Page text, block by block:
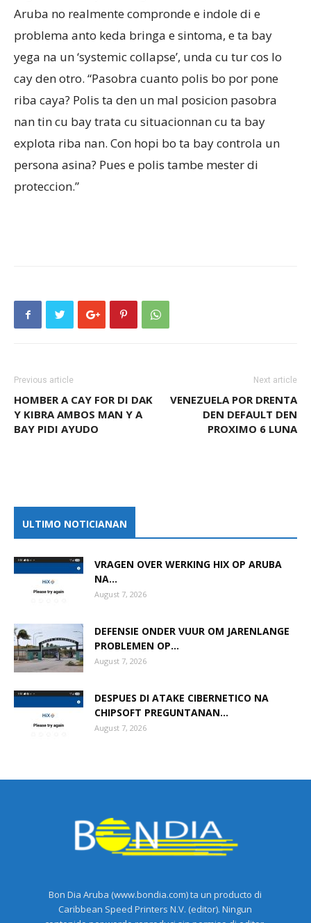
Aruba no realmente compronde e indole di e
problema anto keda bringa e sintoma, e ta bay
yega na un ‘systemic collapse’, unda cu tur cos lo
cay den otro. “Pasobra cuanto polis bo por pone
riba caya? Polis ta den un mal posicion pasobra
nan tin cu bay trata cu situacionnan cu ta bay
explota riba nan. Con hopi bo ta bay controla un
persona asina? Pues e polis tambe mester di
proteccion.”
Previous article
HOMBER A CAY FOR DI DAK
Y KIBRA AMBOS MAN Y A
BAY PIDI AYUDO
Next article
VENEZUELA POR DRENTA
DEN DEFAULT DEN
PROXIMO 6 LUNA
ULTIMO NOTICIANAN
VRAGEN OVER WERKING HIX OP ARUBA
NA...
August 7, 2026
DEFENSIE ONDER VUUR OM JARENLANGE
PROBLEMEN OP...
August 7, 2026
DESPUES DI ATAKE CIBERNETICO NA
CHIPSOFT PREGUNTANAN...
August 7, 2026
Bon Dia Aruba (www.bondia.com) ta un producto di
Caribbean Speed Printers N.V. (editor). Ningun